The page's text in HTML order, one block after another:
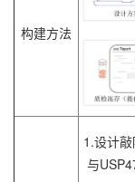
构建方法
1.设计
与